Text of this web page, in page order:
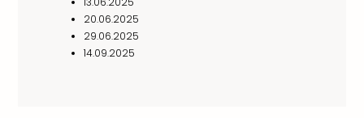
20.06.2025
29.06.2025
14.09.2025